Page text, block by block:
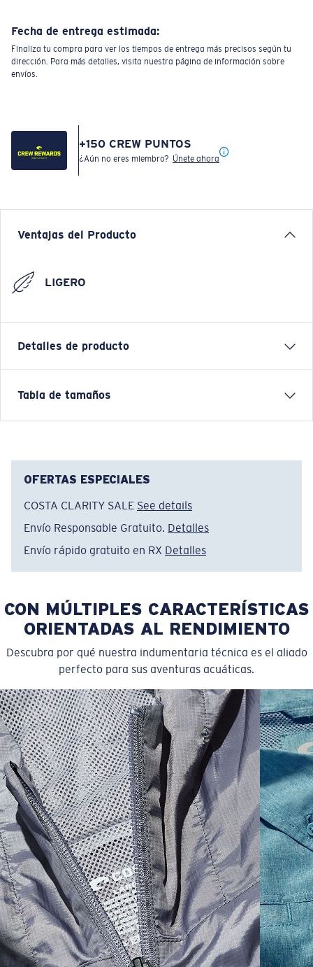
Fecha de entrega estimada:
Finaliza tu compra para ver los tiempos de entrega más precisos según tu
dirección. Para más detalles, visita nuestra página de información sobre
envíos.
+150 CREW PUNTOS
¿Aún no eres miembro? Únete ahora
Ventajas del Producto
LIGERO
Detalles de producto
Short sleeve crewneck tee
• Relaxed fit
90% Cotton, 10% Polyester
Tumble dry low. Iron inside out on low setting. Do not
use bleach. Do not dry clean.
Nombre del modelo:Kona F
Artículo n.°:FQA500222-23A
Tamaño:L
Tabla de tamaños
SIZES 1. CHEST 2. BODY LENGTH 3. SLEEVE LENGTH
XS 16" 24 ½” 5 ½”
S 18" 25" 5 ¾”
M 19” 26” 6”
L 21” 27” 6 ¼”
XL 23” 28” 6 ½”
OFERTAS ESPECIALES
COSTA CLARITY SALE See details
Envío Responsable Gratuito. Detalles
Envío rápido gratuito en RX Detalles
CON MÚLTIPLES CARACTERÍSTICAS
ORIENTADAS AL RENDIMIENTO
Descubra por qué nuestra indumentaria técnica es el aliado
perfecto para sus aventuras acuáticas.